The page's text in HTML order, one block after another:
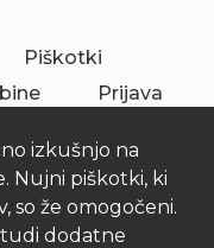
izkušnjo na
Nujni piškotki, ki
so že omogočeni.
tudi dodatne
Piškotki
Prijava